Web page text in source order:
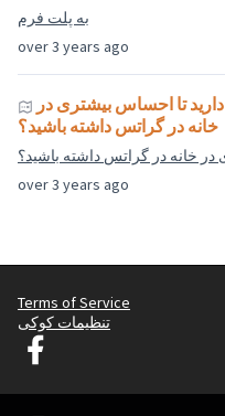
over 3 years ago
به پلت فرم
over 3 years ago
تا احساس بیشتری در
خانه در گراتس داشته باشید؟
در خانه در گراتس داشته باشید؟
Terms of Service
تنظیمات کوکی